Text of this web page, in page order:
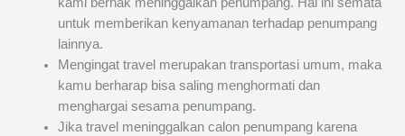
untuk memberikan kenyamanan terhadap penumpang
lainnya.
Mengingat travel merupakan transportasi umum, maka
kamu berharap bisa saling menghormati dan
menghargai sesama penumpang.
Jika travel meninggalkan calon penumpang karena